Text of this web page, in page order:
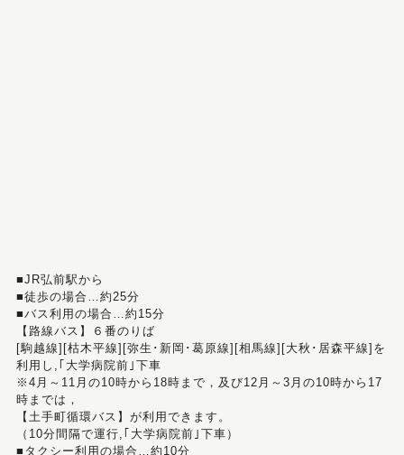
■JR弘前駅から
■徒歩の場合…約25分
■バス利用の場合…約15分
【路線バス】６番のりば
[駒越線][枯木平線][弥生･新岡･葛原線][相馬線][大秋･居森平線]を
利用し,｢大学病院前｣下車
※4月～11月の10時から18時まで，及び12月～3月の10時から17
時までは，
【土手町循環バス】が利用できます。
（10分間隔で運行,｢大学病院前｣下車）
■タクシー利用の場合…約10分